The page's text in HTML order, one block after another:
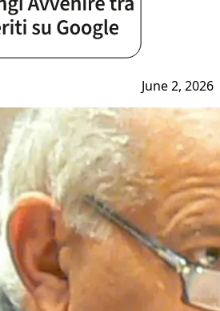
June 2, 2026